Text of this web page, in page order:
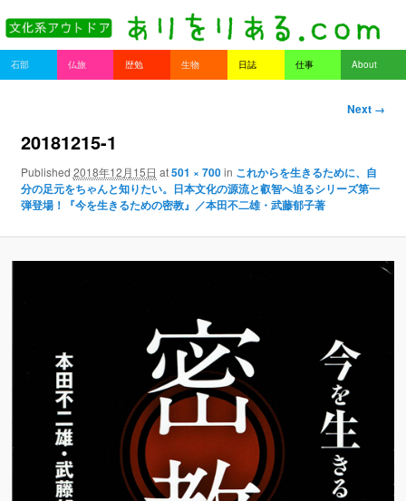
Main menu
Skip to primary content
Skip to secondary content
石部 仏旅 歴勉 生物 日誌 仕事 About
Image nav
Next →
20181215-1
Published 2018年12月15日 at501 × 700in これからを生きるために、自
分の足元をちゃんと知りたい。日本文化の源流と叡智へ迫るシリーズ第一
弾登場！『今を生きるための密教』／本田不二雄・武藤郁子著